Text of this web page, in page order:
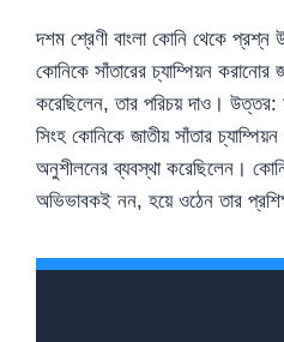
দশম শ্রেণী বাংলা কোনি থেকে
কোনিকে সাঁতারের চ্যাম্পিয়ন
করেছিলেন, তার পরিচয় দাও। উত্তর:
সিংহ কোনিকে জাতীয় সাঁতার
অনুশীলনের ব্যবস্থা করেছিলেন।
অভিভাবকই নন, হয়ে ওঠেন তার